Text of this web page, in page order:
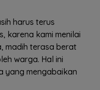
harus terus
karena kami menilai
madih terasa berat
warga. Hal ini
yang mengabaikan